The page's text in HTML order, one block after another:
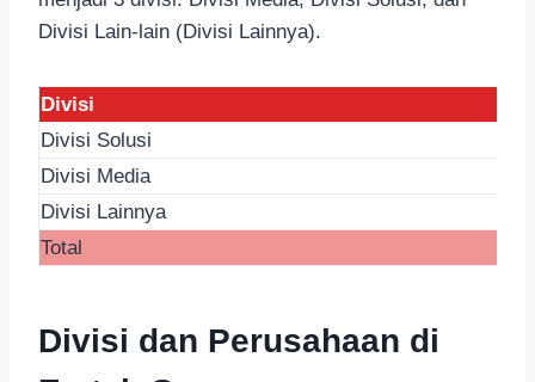
Divisi Lain-lain (Divisi Lainnya).
Divisi
Divisi Solusi
Divisi Media
Divisi Lainnya
Total
Divisi dan Perusahaan di